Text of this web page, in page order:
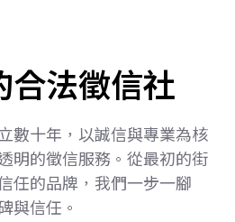
合法徵信社
數十年，以誠信與專業為核
明的徵信服務。從最初的街
任的品牌，我們一步一腳
與信任。